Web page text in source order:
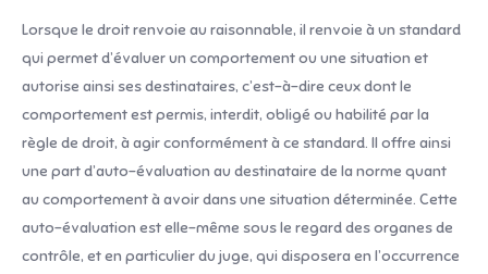
Lorsque le droit renvoie au raisonnable, il renvoie à un standard
qui permet d’évaluer un comportement ou une situation et
autorise ainsi ses destinataires, c’est-à-dire ceux dont le
comportement est permis, interdit, obligé ou habilité par la
règle de droit, à agir conformément à ce standard. Il offre ainsi
une part d’auto-évaluation au destinataire de la norme quant
au comportement à avoir dans une situation déterminée. Cette
auto-évaluation est elle-même sous le regard des organes de
contrôle, et en particulier du juge, qui disposera en l’occurrence